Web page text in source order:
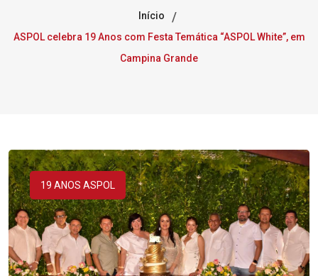
Início
ASPOL celebra 19 Anos com Festa Temática “ASPOL White”, em
Campina Grande
19 ANOS ASPOL